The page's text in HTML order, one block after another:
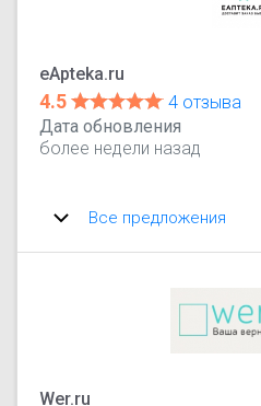
eApteka.ru
4.5
4 отзыва
Дата обновления
более недели назад
Все предложения
Wer.ru